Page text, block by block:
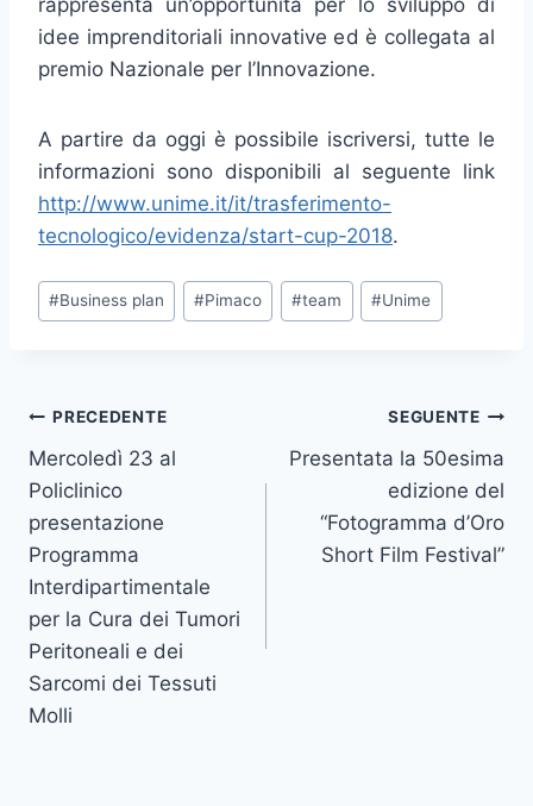
rappresenta un’opportunità per lo sviluppo di
idee imprenditoriali innovative ed è collegata al
premio Nazionale per l’Innovazione.
A partire da oggi è possibile iscriversi, tutte le
informazioni sono disponibili al seguente link
http://www.unime.it/it/trasferimento-
tecnologico/evidenza/start-cup-2018.
Tag
articolo:
#Business plan #Pimaco #team #Unime
Navigazione
articoli
PRECEDENTE
Mercoledì 23 al
Policlinico
presentazione
Programma
Interdipartimentale
per la Cura dei Tumori
Peritoneali e dei
Sarcomi dei Tessuti
Molli
SEGUENTE
Presentata la 50esima
edizione del
“Fotogramma d’Oro
Short Film Festival”